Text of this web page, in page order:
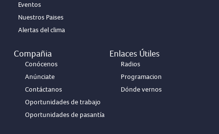
Eventos
Nuestros Paises
Alertas del clima
Compañia
Conócenos
Anúnciate
Contáctanos
Oportunidades de trabajo
Oportunidades de pasantía
Enlaces Útiles
Radios
Programacion
Dónde vernos